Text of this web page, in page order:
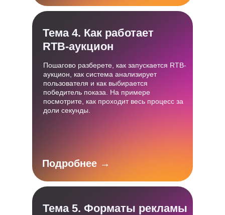
Тема 5. Форматы рекламы
Пошагово разберете, как запускается RTB-
аукцион, как система анализирует
пользователя и как выбирается
победитель показа. На примере
посмотрите, как проходит весь процесс за
доли секунды.
Тема 4. Как работает
RTB-аукцион
Подробнее →